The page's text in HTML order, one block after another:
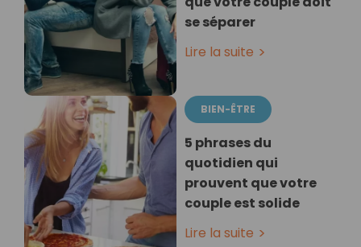
se séparer
Lire la suite
BIEN-ÊTRE
5 phrases du
quotidien qui
prouvent que votre
couple est solide
Lire la suite